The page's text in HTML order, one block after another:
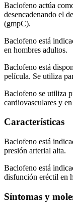
Baclofeno actúa
desencadenando el
(gmpC).
Baclofeno está
en hombres adultos.
Baclofeno está
película. Se utiliza
Baclofeno se utiliza
cardiovasculares y
Características
Baclofeno está
presión arterial alta.
Baclofeno está
disfunción eréctil en
Síntomas y